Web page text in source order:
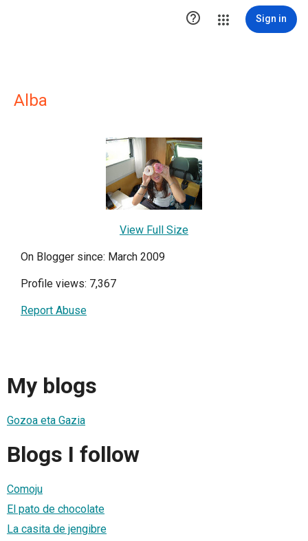
 Sign in
Alba
View Full Size
On Blogger since: March 2009
Profile views: 7,367
Report Abuse
My blogs
Gozoa eta Gazia
Blogs I follow
Comoju
El pato de chocolate
La casita de jengibre